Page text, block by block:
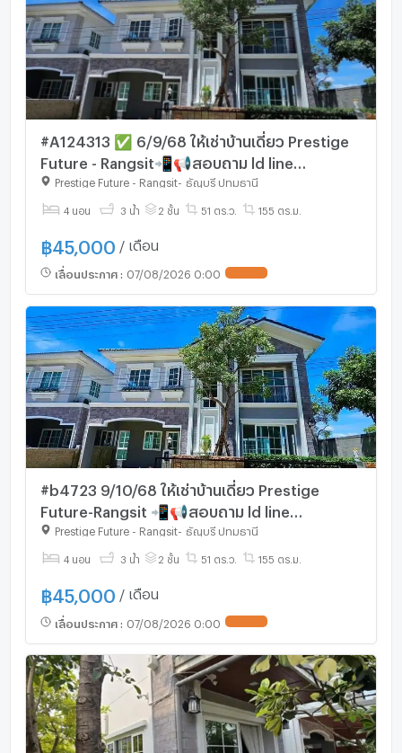
ตลาดรังสิต
ตลาดพรพัฒน์
ตลาดนานาเจริญ
ตลาด ดีดี มาร์เช่
ตลาด 200 ปี รังสิต
ตลาดรุ่งโรจน์ คลอง
ตลาดไอยรา
ตลาดไท
รร.ทองพูลอุทิศ
รร.นานาชาติสยาม
รร.ธัญวิทย์
รร.วัดเขียนเขต
รร.สาธิต ม.รังสิต
รร.วัดมูลจินดาราม
รร.สวนกุหลาบวิทยาลัย รังสิต
ม.นอร์ทกรุงเทพ
ม.กรุงเทพ รังสิต
ม.รังสิต
ม.อีสเทิร์นเอเชีย
มทร.ธัญบุรี
รพ.บางปะกอก-รังสิต 2
รพ.เปาโล รังสิต
รพ.ปทุมเวช
รพ.ภัทร-ธนบุรี
รพ.ธัญบุรี
รพ.สินแพทย์ ลำลูกกา
รพ.ธรรมศาสตร์เฉลิมพระเกียรติ
#A124313 ✅ 6/9/68 ให้เช่าบ้านเดี่ยว Prestige
Future - Rangsit📲📢สอบถาม ld line
@condoboy
Prestige Future - Rangsit- ธัญบุรี ปทุมธานี
4 นอน 3 น้ำ 2 ชั้น 51 ตร.ว. 155 ตร.ม.
฿ 45,000 / เดือน
เลื่อนประกาศ : 07/08/2026 0:00
#b4723 9/10/68 ให้เช่าบ้านเดี่ยว Prestige
Future-Rangsit 📲📢สอบถาม ld line
@condoboy
Prestige Future - Rangsit- ธัญบุรี ปทุมธานี
4 นอน 3 น้ำ 2 ชั้น 51 ตร.ว. 155 ตร.ม.
฿ 45,000 / เดือน
เลื่อนประกาศ : 07/08/2026 0:00